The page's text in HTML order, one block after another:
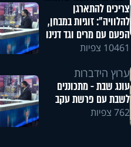
צריכים להתארגן
להלוויה": זוגיות במבחן,
הפעם עם מרים וגד דנינו
10461 צפיות
ערוץ הידברות
עונג שבת - מתכוננים
לשבת עם פרשת עקב
762 צפיות